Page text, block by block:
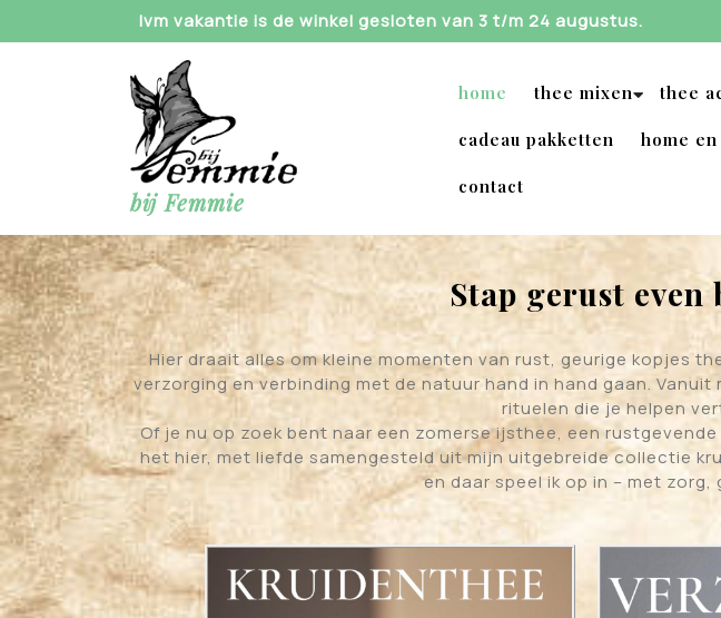
Ivm vakantie is de winkel gesloten van 3 t/m 24 augustus.
bij Femmie
home thee mixen thee
cadeau pakketten home
contact
Stap gerust
Hier draait alles om kleine momenten van rust, geurige kopjes
verzorging en verbinding met de natuur hand in hand gaan.
rituelen die je helpen
Of je nu op zoek bent naar een zomerse ijsthee, een
het hier, met liefde samengesteld uit mijn uitgebreide collectie
en daar speel ik op in – met